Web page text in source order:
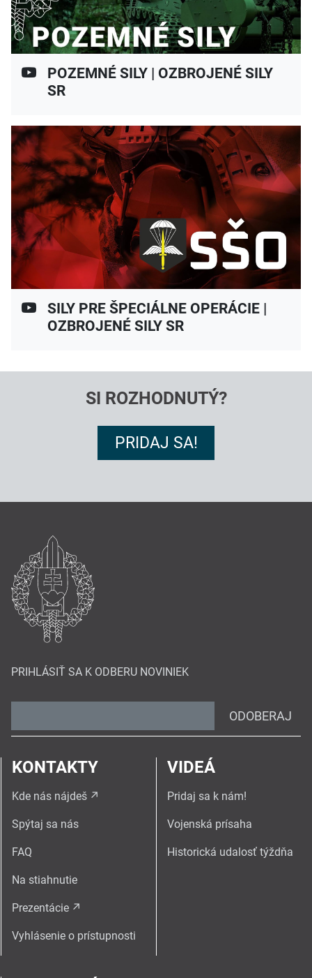
POZEMNÉ SILY | OZBROJENÉ SILY
SR
SILY PRE ŠPECIÁLNE OPERÁCIE |
OZBROJENÉ SILY SR
SI ROZHODNUTÝ?
PRIDAJ SA!
PRIHLÁSIŤ SA K ODBERU NOVINIEK
ODOBERAJ
KONTAKTY
Kde nás nájdeš
Spýtaj sa nás
FAQ
Na stiahnutie
Prezentácie
Vyhlásenie o prístupnosti
VIDEÁ
Pridaj sa k nám!
Vojenská prísaha
Historická udalosť týždňa